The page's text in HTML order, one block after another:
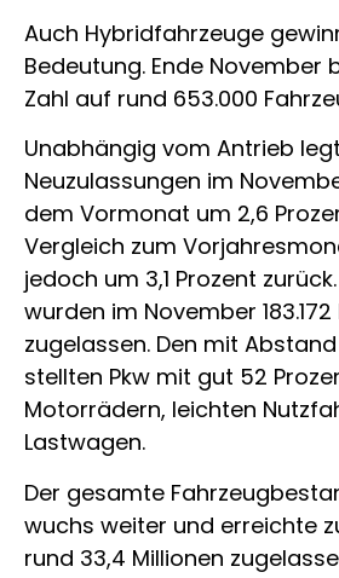
Auch Hybridfahrzeuge
Bedeutung. Ende November
Zahl auf rund 653.000
Unabhängig vom Antrieb
Neuzulassungen im
dem Vormonat um 2,6
Vergleich zum
jedoch um 3,1 Prozent
wurden im November
zugelassen. Den mit
stellten Pkw mit gut 52
Motorrädern, leichten
Lastwagen.
Der gesamte
wuchs weiter und erreichte
rund 33,4 Millionen